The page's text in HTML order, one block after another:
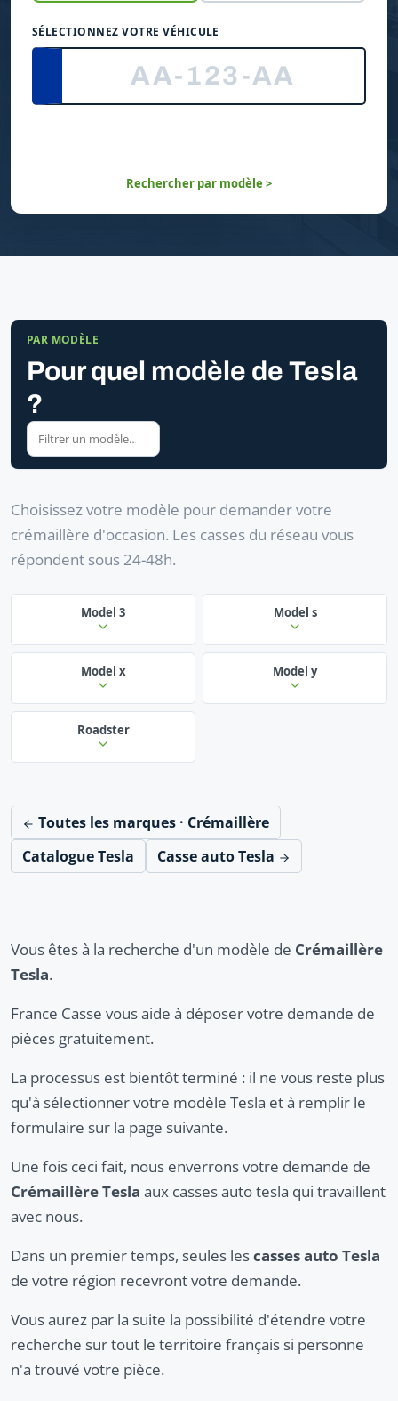
SÉLECTIONNEZ VOTRE VÉHICULE
Rechercher par modèle >
PAR MODÈLE
Pour quel modèle de Tesla
?
Choisissez votre modèle pour demander votre
crémaillère d'occasion. Les casses du réseau vous
répondent sous 24-48h.
Model 3 Model s
Model x Model y
Roadster
Toutes les marques · Crémaillère
Catalogue Tesla
Casse auto Tesla
Vous êtes à la recherche d'un modèle de Crémaillère
Tesla.
France Casse vous aide à déposer votre demande de
pièces gratuitement.
La processus est bientôt terminé : il ne vous reste plus
qu'à sélectionner votre modèle Tesla et à remplir le
formulaire sur la page suivante.
Une fois ceci fait, nous enverrons votre demande de
Crémaillère Tesla aux casses auto tesla qui travaillent
avec nous.
Dans un premier temps, seules lescasses auto Tesla
de votre région recevront votre demande.
Vous aurez par la suite la possibilité d'étendre votre
recherche sur tout le territoire français si personne
n'a trouvé votre pièce.